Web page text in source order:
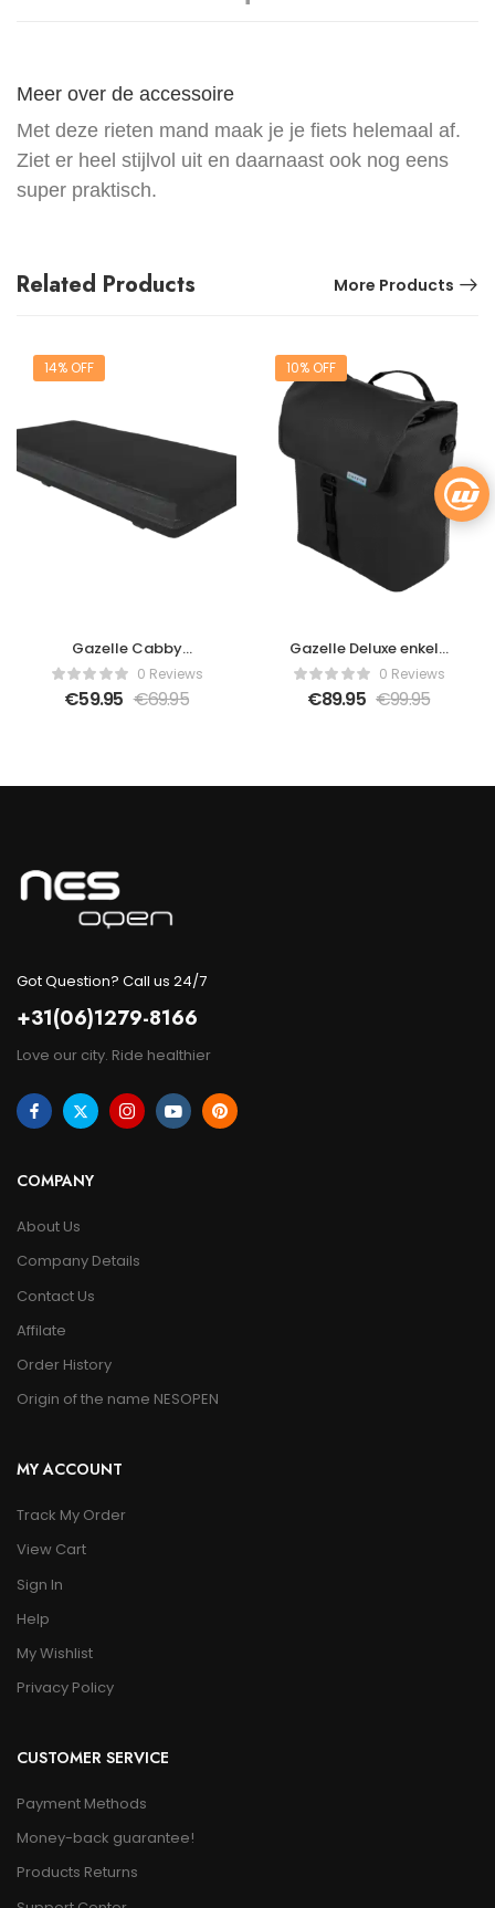
Meer over de accessoire
Met deze rieten mand maak je je fiets helemaal af.
Ziet er heel stijlvol uit en daarnaast ook nog eens
super praktisch.
Related Products More Products
14% OFF
Gazelle Cabby
zitkussen MIK
0 Reviews
€59.95 €69.95
10% OFF
Gazelle Deluxe enkele
fietstas0 Reviews
€89.95 €99.95
Got Question? Call us 24/7
+31(06)1279-8166
Love our city. Ride healthier
COMPANY
About Us
Company Details
Contact Us
Affilate
Order History
Origin of the name NESOPEN
MY ACCOUNT
Track My Order
View Cart
Sign In
Help
My Wishlist
Privacy Policy
CUSTOMER SERVICE
Payment Methods
Money-back guarantee!
Products Returns